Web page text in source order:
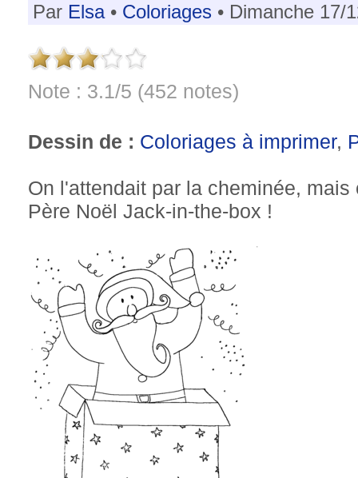
Par Elsa• Coloriages • Dimanche 17/
Note : 3.1/5 (452 notes)
Dessin de : Coloriages à imprimer,
On l'attendait par la cheminée,
Père Noël Jack-in-the-box !